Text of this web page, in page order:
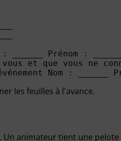
Prénom : ______
et que vous ne
les feuilles à l'avance.
animateur tient une